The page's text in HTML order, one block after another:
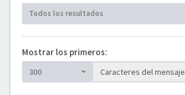
Todos los resultados
Mostrar los primeros:
300 Caracteres del mensaje